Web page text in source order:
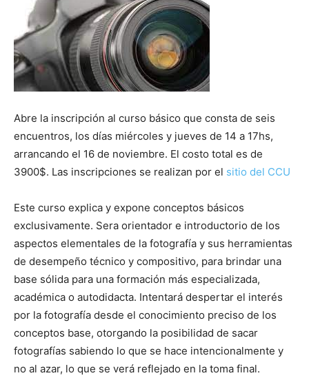
Abre la inscripción al curso básico que consta de seis
encuentros, los días miércoles y jueves de 14 a 17hs,
arrancando el 16 de noviembre. El costo total es de
3900$. Las inscripciones se realizan por el sitio del CCU
Este curso explica y expone conceptos básicos
exclusivamente. Sera orientador e introductorio de los
aspectos elementales de la fotografía y sus herramientas
de desempeño técnico y compositivo, para brindar una
base sólida para una formación más especializada,
académica o autodidacta. Intentará despertar el interés
por la fotografía desde el conocimiento preciso de los
conceptos base, otorgando la posibilidad de sacar
fotografías sabiendo lo que se hace intencionalmente y
no al azar, lo que se verá reflejado en la toma final.